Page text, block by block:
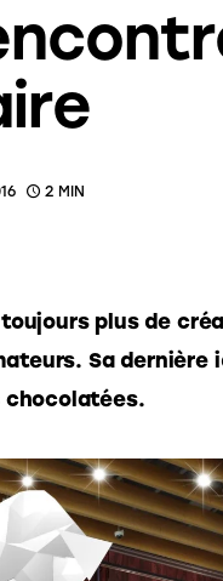
2 MIN
plus de
Sa dernière
chocolatées.